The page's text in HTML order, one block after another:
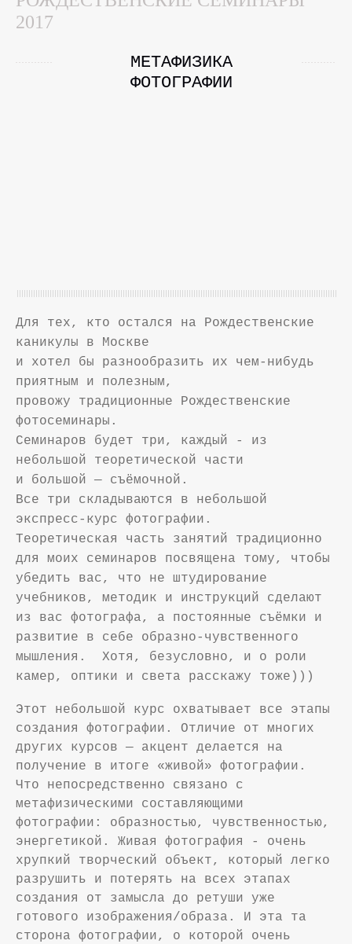
2017
МЕТАФИЗИКА
ФОТОГРАФИИ
Для тех, кто остался на Рождественские
каникулы в Москве
и хотел бы разнообразить их чем-нибудь
приятным и полезным,
провожу традиционные Рождественские
фотосеминары.
Семинаров будет три, каждый - из
небольшой теоретической части
и большой — съёмочной.
Все три складываются в небольшой
экспресс-курс фотографии.
Теоретическая часть занятий традиционно
для моих семинаров посвящена тому, чтобы
убедить вас, что не штудирование
учебников, методик и инструкций сделают
из вас фотографа, а постоянные съёмки и
развитие в себе образно-чувственного
мышления. Хотя, безусловно, и о роли
камер, оптики и света расскажу тоже)))
Этот небольшой курс охватывает все этапы
создания фотографии. Отличие от многих
других курсов — акцент делается на
получение в итоге «живой» фотографии.
Что непосредственно связано с
метафизическими составляющими
фотографии: образностью, чувственностью,
энергетикой. Живая фотография - очень
хрупкий творческий объект, который легко
разрушить и потерять на всех этапах
создания от замысла до ретуши уже
готового изображения/образа. И эта та
сторона фотографии, о которой очень